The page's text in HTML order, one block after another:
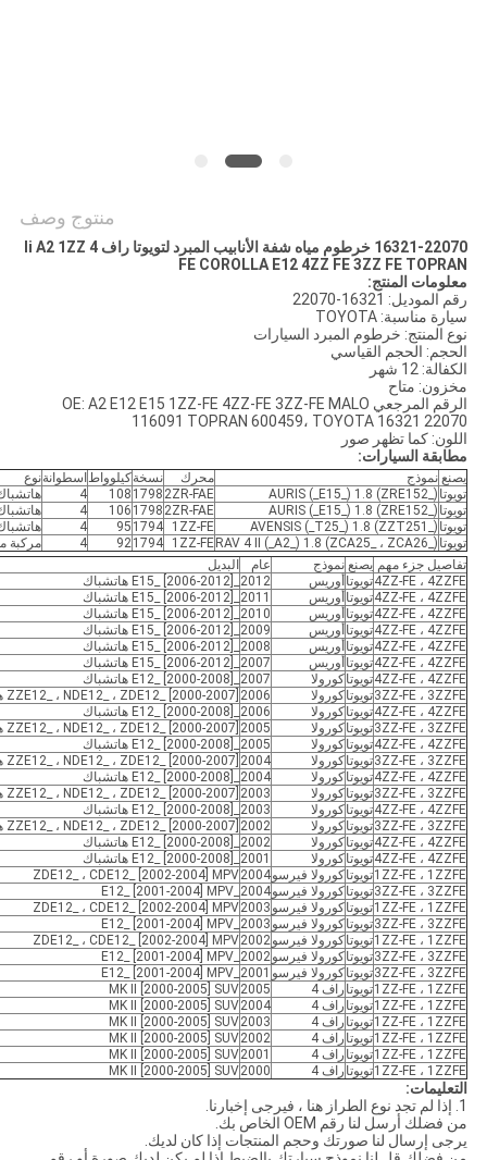
منتوج وصف
16321-22070 خرطوم مياه شفة الأنابيب المبرد لتويوتا راف 4 Ii A2 1ZZ
FE COROLLA E12 4ZZ FE 3ZZ FE TOPRAN
معلومات المنتج:
رقم الموديل: 16321-22070
سيارة مناسبة: TOYOTA
نوع المنتج: خرطوم المبرد السيارات
الحجم: الحجم القياسي
الكفالة: 12 شهر
مخزون: متاح
الرقم المرجعي OE: A2 E12 E15 1ZZ-FE 4ZZ-FE 3ZZ-FE MALO
116091 TOPRAN 600459، TOYOTA 16321 22070
اللون: كما تظهر صور
مطابقة السيارات:
يصنع نموذج محرك نسخةكيلوواط اسطوانةنوع
تويوتا AURIS (_E15_) 1.8 (ZRE152_)
2ZR-FAE
1798
108
4
تويوتا AURIS (_E15_) 1.8 (ZRE152_)
2ZR-FAE
1798
106
4
تويوتا AVENSIS (_T25_) 1.8 (ZZT251_)
1ZZ-FE
1794
95
4
تويوتا RAV 4 II (_A2_) 1.8 (ZCA25_ ، ZCA26_) 1ZZ-FE
1794
92
4
مركبة
تفاصيل جزء مهم يصنع نموذج عام
البديل
4ZZ-FE ، 4ZZFEتويوتا أوريس 2012
4ZZ-FE ، 4ZZFEتويوتا أوريس 2011
4ZZ-FE ، 4ZZFEتويوتا أوريس 2010
4ZZ-FE ، 4ZZFEتويوتا أوريس 2009
4ZZ-FE ، 4ZZFEتويوتا أوريس 2008
4ZZ-FE ، 4ZZFEتويوتا أوريس 2007
4ZZ-FE ، 4ZZFEتويوتاكورولا 2007
3ZZ-FE ، 3ZZFEتويوتاكورولا 2006 ZZE12_ ، NDE12_ ، ZDE12_ [2000-2007] هاتشباك
4ZZ-FE ، 4ZZFEتويوتاكورولا 2006
3ZZ-FE ، 3ZZFEتويوتاكورولا 2005 ZZE12_ ، NDE12_ ، ZDE12_ [2000-2007] هاتشباك
4ZZ-FE ، 4ZZFEتويوتاكورولا 2005
3ZZ-FE ، 3ZZFEتويوتاكورولا 2004 ZZE12_ ، NDE12_ ، ZDE12_ [2000-2007] هاتشباك
4ZZ-FE ، 4ZZFEتويوتاكورولا 2004
3ZZ-FE ، 3ZZFEتويوتاكورولا 2003 ZZE12_ ، NDE12_ ، ZDE12_ [2000-2007] هاتشباك
4ZZ-FE ، 4ZZFEتويوتاكورولا 2003
3ZZ-FE ، 3ZZFEتويوتاكورولا 2002 ZZE12_ ، NDE12_ ، ZDE12_ [2000-2007] هاتشباك
4ZZ-FE ، 4ZZFEتويوتاكورولا 2002
4ZZ-FE ، 4ZZFEتويوتاكورولا 2001
1ZZ-FE ، 1ZZFEتويوتاكورولا فيرسو2004ZDE12_ ، CDE12_ [2002-2004] MPV
3ZZ-FE ، 3ZZFEتويوتاكورولا فيرسو2004
1ZZ-FE ، 1ZZFEتويوتاكورولا فيرسو 2003ZDE12_ ، CDE12_ [2002-2004] MPV
3ZZ-FE ، 3ZZFEتويوتاكورولا فيرسو 2003
1ZZ-FE ، 1ZZFEتويوتاكورولا فيرسو2002ZDE12_ ، CDE12_ [2002-2004] MPV
3ZZ-FE ، 3ZZFEتويوتاكورولا فيرسو2002
3ZZ-FE ، 3ZZFEتويوتاكورولا فيرسو 2001
1ZZ-FE ، 1ZZFEتويوتا راف 4 2005
MK II [2000-2005] SUV
1ZZ-FE ، 1ZZFEتويوتا راف 4 2004
MK II [2000-2005] SUV
1ZZ-FE ، 1ZZFEتويوتا راف 4 2003
MK II [2000-2005] SUV
1ZZ-FE ، 1ZZFEتويوتا راف 4 2002
MK II [2000-2005] SUV
1ZZ-FE ، 1ZZFEتويوتا راف 4 2001
MK II [2000-2005] SUV
1ZZ-FE ، 1ZZFEتويوتا راف 4 2000
MK II [2000-2005] SUV
التعليمات:
1. إذا لم تجد نوع الطراز هنا ، فيرجى إخبارنا.
من فضلك أرسل لنا رقم OEM الخاص بك.
يرجى إرسال لنا صورتك وحجم المنتجات إذا كان لديك.